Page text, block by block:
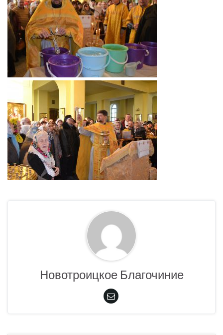
Новотроицкое Благочиние